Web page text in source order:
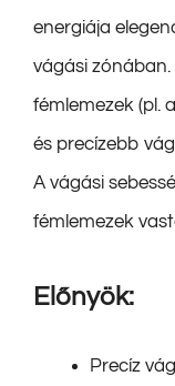
energiája
vágási
fémlemezek (pl.
és precízebb
A vágási
fémlemezek
Előnyök:
Precíz